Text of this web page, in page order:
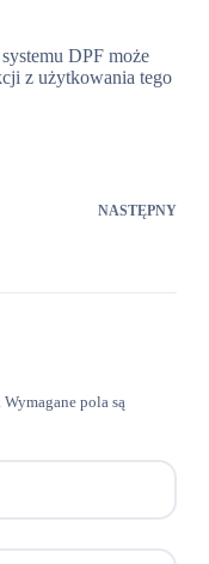
DPF może
z użytkowania tego
NASTĘPNY
Wymagane pola są